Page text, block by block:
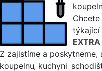
týkající
Z zajistíme a poskytneme,
koupelnu, kuchyni,